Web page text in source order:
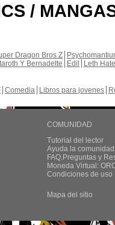
/
Dragon Bros Z
Y Bernadette Edil
Leth Hate
Comedia Libros para jovenes
COMUNIDAD
Tutorial del lector
Ayuda la
FAQ.Preguntas y
Moneda Virtual:
Condiciones de uso
Mapa del sitio